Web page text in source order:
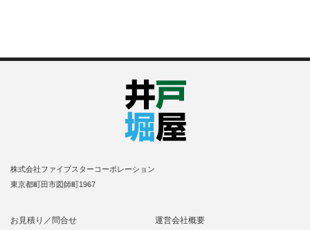
株式会社ファイブスターコーポレーション
東京都町田市図師町1967
お見積り／問合せ 運営会社概要